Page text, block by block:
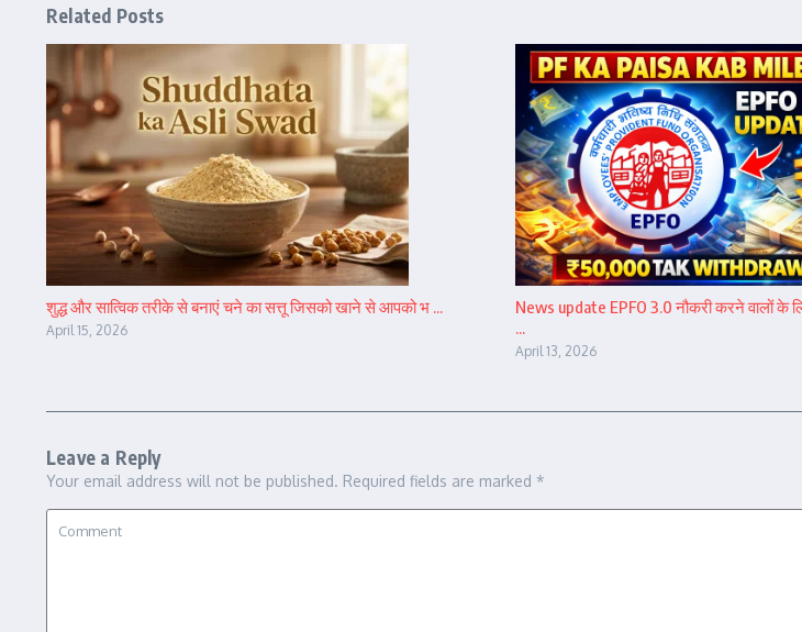
Related Posts
शुद्ध और सात्विक तरीके से बनाएं चने का सत्तू जिसको खाने से आपको भ ...
April 15, 2026
News update EPFO 3.0 नौकरी करने वालों
...
April 13, 2026
Leave a Reply
Your email address will not be published. Required fields are marked *